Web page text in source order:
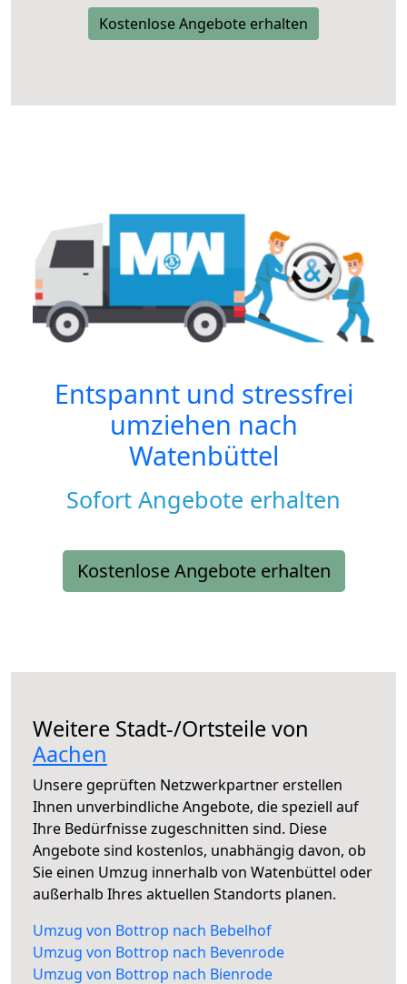
Kostenlose Angebote erhalten
Entspannt und stressfrei
umziehen nach
Watenbüttel
Sofort Angebote erhalten
Kostenlose Angebote erhalten
Weitere Stadt-/Ortsteile von
Aachen
Unsere geprüften Netzwerkpartner erstellen
Ihnen unverbindliche Angebote, die speziell auf
Ihre Bedürfnisse zugeschnitten sind. Diese
Angebote sind kostenlos, unabhängig davon, ob
Sie einen Umzug innerhalb von Watenbüttel oder
außerhalb Ihres aktuellen Standorts planen.
Umzug von Bottrop nach Bebelhof
Umzug von Bottrop nach Bevenrode
Umzug von Bottrop nach Bienrode